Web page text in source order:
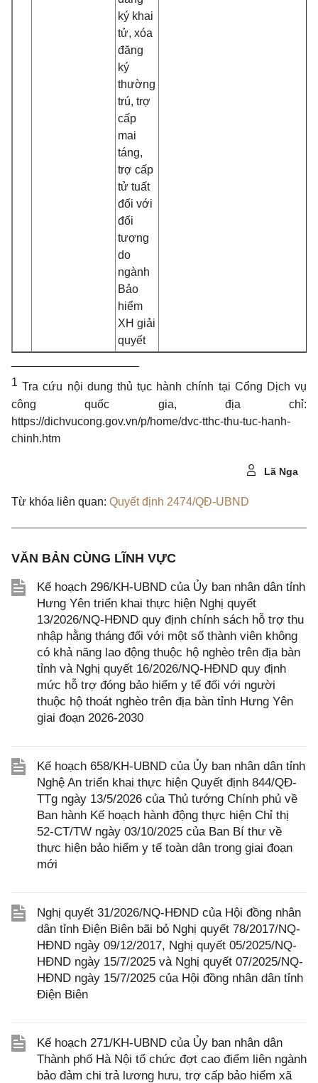
ký khai
tử, xóa
đăng
ký
thường
trú, trợ
cấp
mai
táng,
trợ cấp
tử tuất
đối với
đối
tượng
do
ngành
Bảo
hiểm
XH giải
quyết
1 Tra cứu nội dung thủ tục hành chính tại Cổng Dịch vụ
công quốc gia, địa chỉ:
https://dichvucong.gov.vn/p/home/dvc-tthc-thu-tuc-hanh-
chinh.htm
Lã Nga
Từ khóa liên quan: Quyết định 2474/QĐ-UBND
VĂN BẢN CÙNG LĨNH VỰC
Kế hoạch 296/KH-UBND của Ủy ban nhân dân tỉnh
Hưng Yên triển khai thực hiện Nghị quyết
13/2026/NQ-HĐND quy định chính sách hỗ trợ thu
nhập hằng tháng đối với một số thành viên không
có khả năng lao động thuộc hộ nghèo trên địa bàn
tỉnh và Nghị quyết 16/2026/NQ-HĐND quy định
mức hỗ trợ đóng bảo hiểm y tế đối với người
thuộc hộ thoát nghèo trên địa bàn tỉnh Hưng Yên
giai đoạn 2026-2030
Kế hoạch 658/KH-UBND của Ủy ban nhân dân tỉnh
Nghệ An triển khai thực hiện Quyết định 844/QĐ-
TTg ngày 13/5/2026 của Thủ tướng Chính phủ về
Ban hành Kế hoạch hành động thực hiện Chỉ thị
52-CT/TW ngày 03/10/2025 của Ban Bí thư về
thực hiện bảo hiểm y tế toàn dân trong giai đoạn
mới
Nghị quyết 31/2026/NQ-HĐND của Hội đồng nhân
dân tỉnh Điện Biên bãi bỏ Nghị quyết 78/2017/NQ-
HĐND ngày 09/12/2017, Nghị quyết 05/2025/NQ-
HĐND ngày 15/7/2025 và Nghị quyết 07/2025/NQ-
HĐND ngày 15/7/2025 của Hội đồng nhân dân tỉnh
Điện Biên
Kế hoạch 271/KH-UBND của Ủy ban nhân dân
Thành phố Hà Nội tổ chức đợt cao điểm liên ngành
bảo đảm chi trả lương hưu, trợ cấp bảo hiểm xã